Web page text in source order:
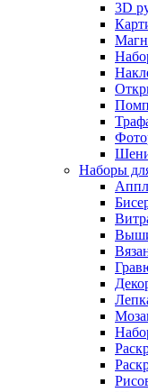
3D
Наборы